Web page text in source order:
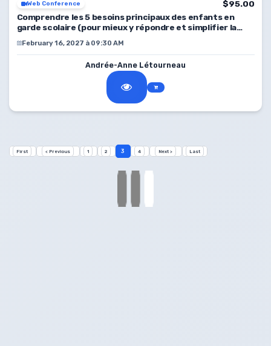
Web Conference
$95.00
Comprendre les 5 besoins principaux des enfants en
garde scolaire (pour mieux y répondre et simplifier la
February 16, 2027 à 09:30 AM
Andrée-Anne Létourneau
First < Previous 1 2 3 4 Next > Last